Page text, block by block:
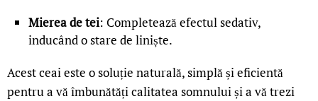
Mierea de tei: Completează efectul sedativ,
inducând o stare de liniște.
Acest ceai este o soluție naturală, simplă și eficientă
pentru a vă îmbunătăți calitatea somnului și a vă trezi